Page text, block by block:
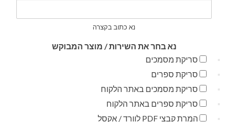
נא כתוב בקצרה
נא בחר את השירות / מוצר המבוקש
סריקת מסמכים
סריקת ספרים
סריקת מסמכים באתר הלקוח
סריקת ספרים באתר הלקוח
המרת קבצי PDF לוורד / אקסל